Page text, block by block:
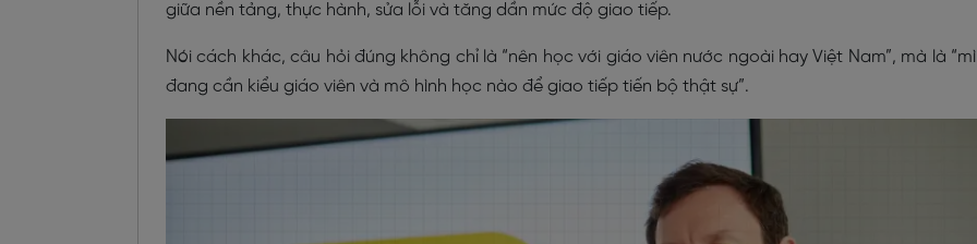
giữa nền tảng, thực hành, sửa lỗi và tăng dần mức độ giao tiếp.
Nói cách khác, câu hỏi đúng không chỉ là “nên học với giáo viên nước ngoài hay Việt Nam”, mà là
đang cần kiểu giáo viên và mô hình học nào để giao tiếp tiến bộ thật sự”.